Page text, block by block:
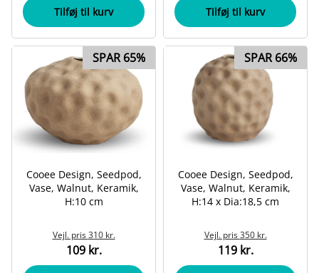
Tilføj til kurv Tilføj til kurv
SPAR 65%
Cooee Design, Seedpod,
Vase, Walnut, Keramik,
H:10 cm
Vejl. pris310 kr.
109 kr.
SPAR 66%
Cooee Design, Seedpod,
Vase, Walnut, Keramik,
H:14 x Dia:18,5 cm
Vejl. pris350 kr.
119 kr.